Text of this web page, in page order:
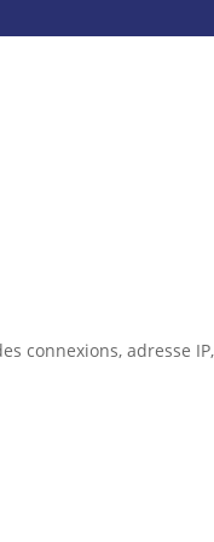
connexions, adresse